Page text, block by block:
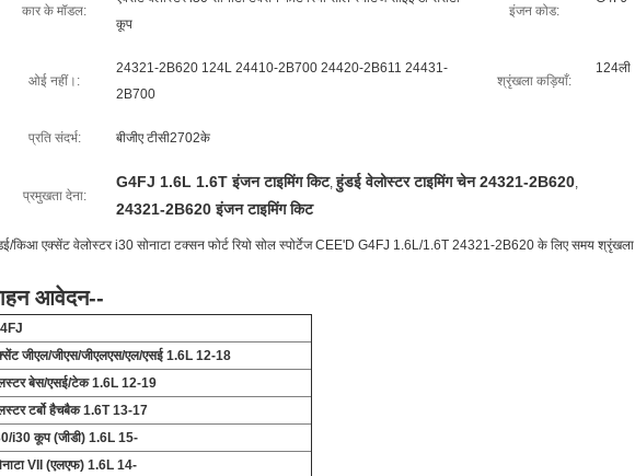
कार के मॉडल:
कूप
इंजन कोड:
ओई नहीं।:
24321-2B620 124L 24410-2B700 24420-2B611 24431-
2B700
श्रृंखला कड़ियाँ:
124ली
प्रति संदर्भ: बीजीए टीसी2702के
प्रमुखता देना:
G4FJ 1.6L 1.6T इंजन टाइमिंग किट,हुंडई वेलोस्टर टाइमिंग चेन 24321-2B620,
24321-2B620 इंजन टाइमिंग किट
किआ एक्सेंट वेलोस्टर i30 सोनाटा टक्सन फोर्ट रियो सोल स्पोर्टेज CEE'D G4FJ 1.6L/1.6T 24321-2B620 के लिए समय श्रृंखला
आवेदन--
जीएल/जीएस/जीएलएस/एल/एसई 1.6L 12-18
बेस/एसई/टेक 1.6L 12-19
टर्बो हैचबैक 1.6T 13-17
i30 कूप (जीडी) 1.6L 15-
VII (एलएफ) 1.6L 14-